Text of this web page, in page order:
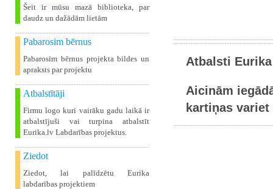
Šeit ir mūsu mazā biblioteka, par
daudz un dažādām lietām
Pabarosim bērnus
Pabarosim bērnus projekta bildes un
apraksts par projektu
Atbalstītāji
Firmu logo kuri vairāku gadu laikā ir
atbalstījuši vai turpina atbalstīt
Eurika.lv Labdarības projektus.
Ziedot
Ziedot, lai palīdzētu Eurika
labdarības projektiem
Atbalsti
Aicinām
kartiņas variet